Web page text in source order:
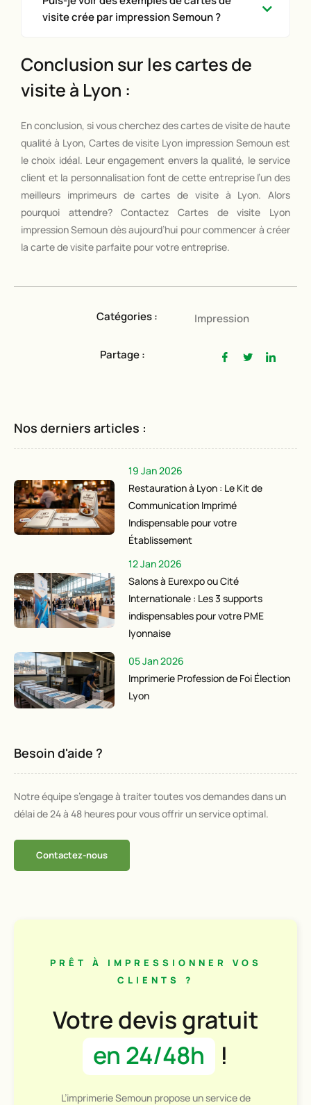
visite crée par impression Semoun ?
Conclusion sur les cartes de
visite à Lyon :
En conclusion, si vous cherchez des cartes de visite de haute
qualité à Lyon, Cartes de visite Lyon impression Semoun est
le choix idéal. Leur engagement envers la qualité, le service
client et la personnalisation font de cette entreprise l’un des
meilleurs imprimeurs de cartes de visite à Lyon. Alors
pourquoi attendre? Contactez Cartes de visite Lyon
impression Semoun dès aujourd’hui pour commencer à créer
la carte de visite parfaite pour votre entreprise.
Catégories : Impression
Partage :
Nos derniers articles :
19 Jan 2026
Restauration à Lyon : Le Kit de
Communication Imprimé
Indispensable pour votre
Établissement
12 Jan 2026
Salons à Eurexpo ou Cité
Internationale : Les 3 supports
indispensables pour votre PME
lyonnaise
05 Jan 2026
Imprimerie Profession de Foi Élection
Lyon
Besoin d'aide ?
Notre équipe s’engage à traiter toutes vos demandes dans un
délai de 24 à 48 heures pour vous offrir un service optimal.
Contactez-nous
PRÊT À IMPRESSIONNER VOS
CLIENTS ?
Votre devis gratuit
en 24/48h
!
L’imprimerie Semoun propose un service de